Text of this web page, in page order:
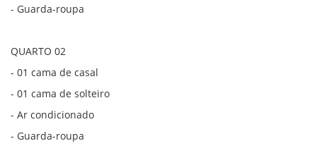
- Guarda-roupa
QUARTO 02
- 01 cama de casal
- 01 cama de solteiro
- Ar condicionado
- Guarda-roupa